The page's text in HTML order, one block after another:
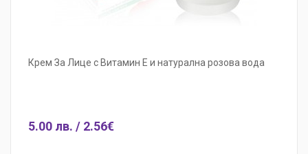
Крем За Лице с Витамин Е и натурална розова вода
5.00 лв. / 2.56€